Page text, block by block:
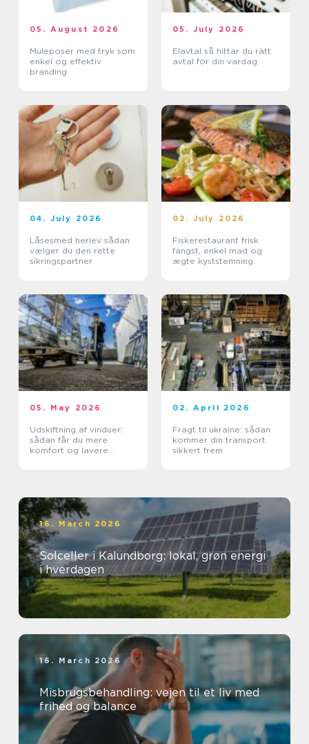
05. August 2026
Muleposer med tryk som
enkel og effektiv
branding
05. July 2026
Elavtal så hittar du rätt
avtal för din vardag
04. July 2026
Låsesmed herlev sådan
vælger du den rette
sikringspartner
02. July 2026
Fiskerestaurant frisk
fangst, enkel mad og
ægte kyststemning
05. May 2026
Udskiftning af vinduer:
sådan får du mere
komfort og lavere
02. April 2026
Fragt til ukraine: sådan
kommer din transport
sikkert frem
16. March 2026
Solceller i Kalundborg: lokal, grøn energi
i hverdagen
16. March 2026
Misbrugsbehandling: vejen til et liv med
frihed og balance